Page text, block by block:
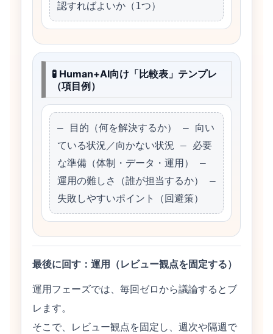
認すればよいか（1つ）
🧪 Human+AI向け「比較表」テンプレ
（項目例）
– 目的（何を解決するか） – 向い
ている状況／向かない状況 – 必要
な準備（体制・データ・運用） –
運用の難しさ（誰が担当するか） –
失敗しやすいポイント（回避策）
最後に回す：運用（レビュー観点を固定する）
運用フェーズでは、毎回ゼロから議論するとブ
レます。
そこで、レビュー観点を固定し、週次や隔週で